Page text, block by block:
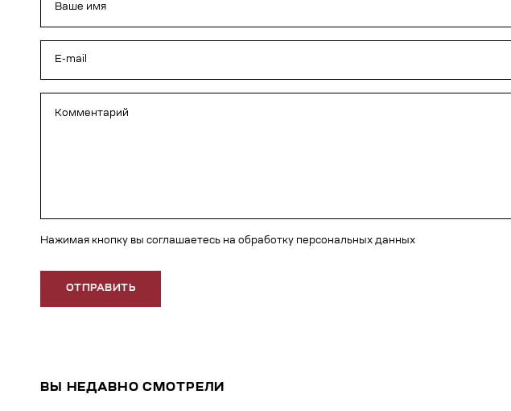
Нажимая кнопку вы соглашаетесь на обработку персональных данных
ОТПРАВИТЬ
ВЫ НЕДАВНО СМОТРЕЛИ